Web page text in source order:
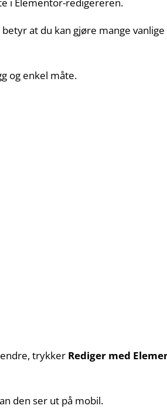
i Elementor-redigereren.
at du kan gjøre mange
og enkel måte.
trykker Rediger med
den ser ut på mobil.